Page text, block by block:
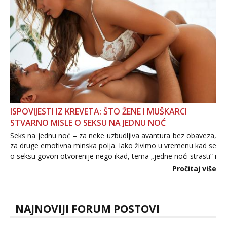
ISPOVIJESTI IZ KREVETA: ŠTO ŽENE I MUŠKARCI
STVARNO MISLE O SEKSU NA JEDNU NOĆ
Seks na jednu noć – za neke uzbudljiva avantura bez obaveza,
za druge emotivna minska polja. Iako živimo u vremenu kad se
o seksu govori otvorenije nego ikad, tema „jedne noći strasti“ i
dalje izaziva burne rasprave. Što zapravo misle žene, a što
Pročitaj više
NAJNOVIJI FORUM POSTOVI